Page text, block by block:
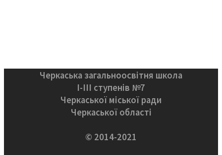
Черкаська загальноосвітня школа
І-ІІІ ступенів №7
Черкаської міської ради
Черкаської області
© 2014-2021